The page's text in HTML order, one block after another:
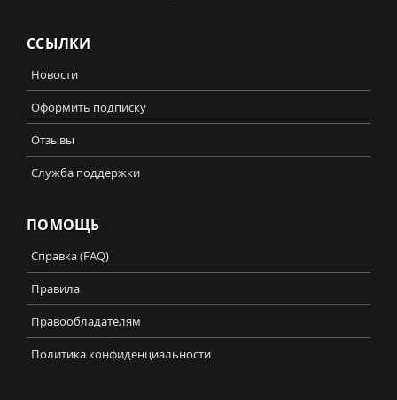
ССЫЛКИ
Новости
Оформить подписку
Отзывы
Служба поддержки
ПОМОЩЬ
Справка (FAQ)
Правила
Правообладателям
Политика конфиденциальности